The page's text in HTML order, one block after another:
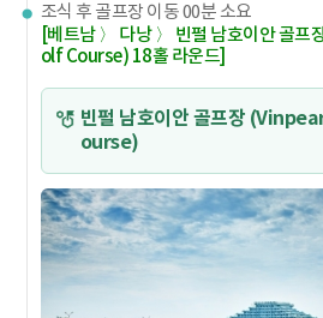
조식 후 골프장 이동 00분 소요
[베트남 〉 다낭 〉 빈펄 남호이안 골
olf Course) 18홀 라운드]
빈펄 남호이안 골프장
ourse)